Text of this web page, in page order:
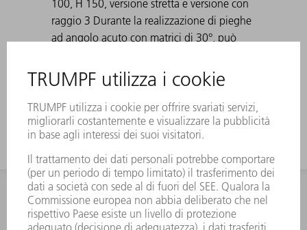
100, H 150, versione stretta e versione con
raggio 3 Durante la realizzazione di pieghe
ad angolo acuto con matrici di 30°, può
incastrata nella matrice. Gli ausili di
espulsione TRUMPF risolvono questo
problema.
INFORMAZIONE
Domande frequenti